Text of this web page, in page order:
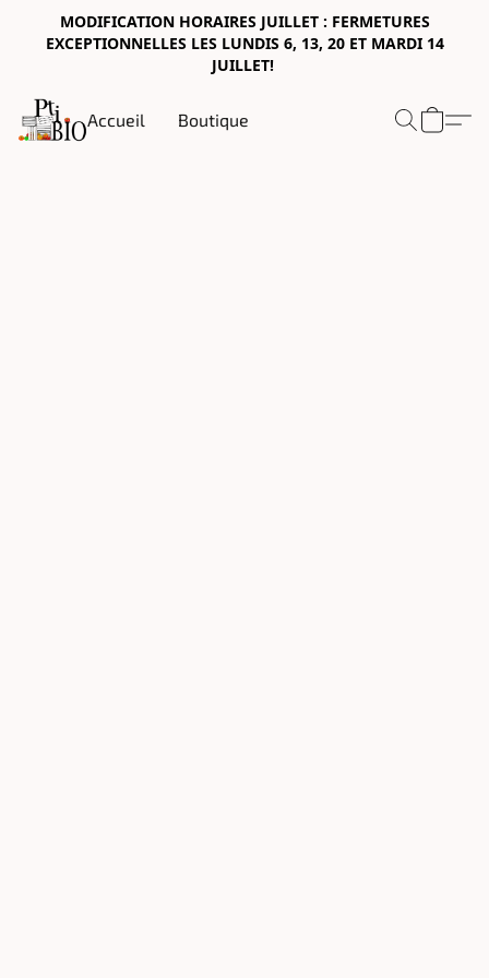
MODIFICATION HORAIRES JUILLET : FERMETURES
EXCEPTIONNELLES LES LUNDIS 6, 13, 20 ET MARDI 14
JUILLET!
Accueil Boutique